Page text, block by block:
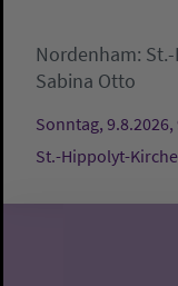
Nordenham:
Sabina Otto
Sonntag, 9.8.2026,
St.-Hippolyt-